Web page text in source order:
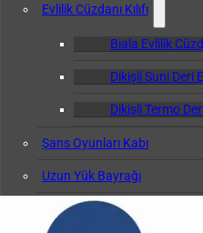
Evlilik Cüzdanı Kılıfı
Biala Evlilik
Dikişli Suni Deri
Dikişli Termo
Şans Oyunları Kabı
Uzun Yük Bayrağı
Klasör